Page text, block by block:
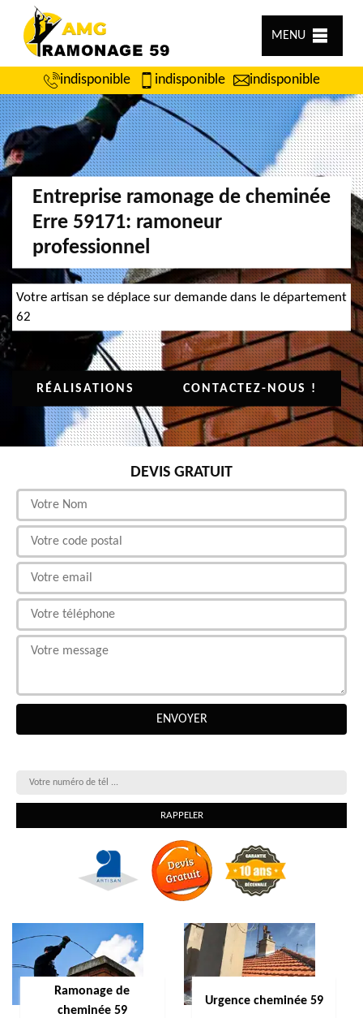
MENU
indisponible indisponible indisponible
Entreprise ramonage de cheminée
Erre 59171: ramoneur
professionnel
Votre artisan se déplace sur demande dans le département
62
RÉALISATIONS CONTACTEZ-NOUS !
DEVIS GRATUIT
Ramonage de
cheminée 59
Urgence cheminée 59